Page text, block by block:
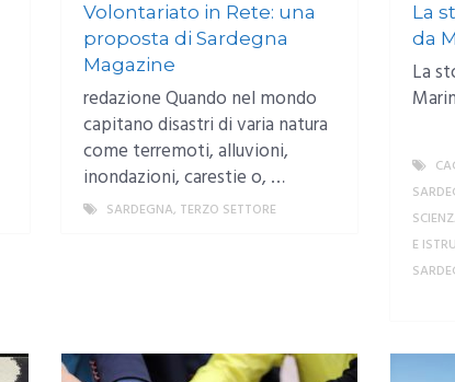
Volontariato in Rete: una
proposta di Sardegna
Magazine
redazione Quando nel mondo
capitano disastri di varia natura
come terremoti, alluvioni,
inondazioni, carestie o, …
SARDEGNA, TERZO SETTORE
La
da
La
E